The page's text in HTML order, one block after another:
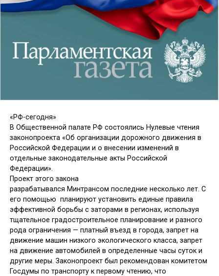
«РФ-сегодня»
В Общественной палате РФ состоялись Нулевые чтения
законопроекта «Об организации дорожного движения в
Российской Федерации и о внесении изменений в
отдельные законодательные акты Российской
Федерации».
Проект этого закона
разрабатывался Минтрансом последние несколько лет. С
его помощью планируют установить единые правила
эффективной борьбы с заторами в регионах, используя
тщательное градостроительное планирование и разного
рода ограничения — платный въезд в города, запрет на
движение машин низкого экологического класса, запрет
на движение автомобилей в определенные часы суток и
другие меры. Законопроект был рекомендован комитетом
Госдумы по транспорту к первому чтению, что